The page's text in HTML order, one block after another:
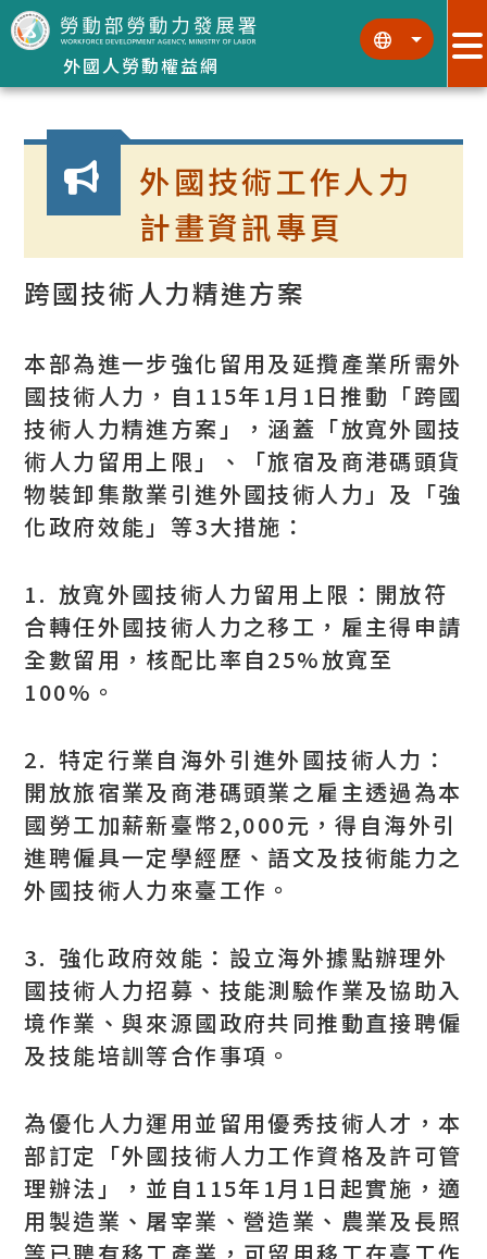
跳到主要內容區塊
外國人勞動權益網
::: :::
:::
外國技術工作人力
計畫資訊專頁
跨國技術人力精進方案
本部為進一步強化留用及延攬產業所需外
國技術人力，自115年1月1日推動「跨國
技術人力精進方案」，涵蓋「放寬外國技
術人力留用上限」、「旅宿及商港碼頭貨
物裝卸集散業引進外國技術人力」及「強
化政府效能」等3大措施：
1. 放寬外國技術人力留用上限：開放符
合轉任外國技術人力之移工，雇主得申請
全數留用，核配比率自25%放寬至
100%。
2. 特定行業自海外引進外國技術人力：
開放旅宿業及商港碼頭業之雇主透過為本
國勞工加薪新臺幣2,000元，得自海外引
進聘僱具一定學經歷、語文及技術能力之
外國技術人力來臺工作。
3. 強化政府效能：設立海外據點辦理外
國技術人力招募、技能測驗作業及協助入
境作業、與來源國政府共同推動直接聘僱
及技能培訓等合作事項。
為優化人力運用並留用優秀技術人才，本
部訂定「外國技術人力工作資格及許可管
理辦法」，並自115年1月1日起實施，適
用製造業、屠宰業、營造業、農業及長照